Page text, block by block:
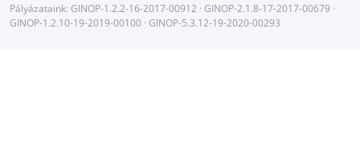
Pályázataink: GINOP-1.2.2-16-2017-00912 · GINOP-2.1.8-17-2017-00679 ·
GINOP-1.2.10-19-2019-00100 · GINOP-5.3.12-19-2020-00293